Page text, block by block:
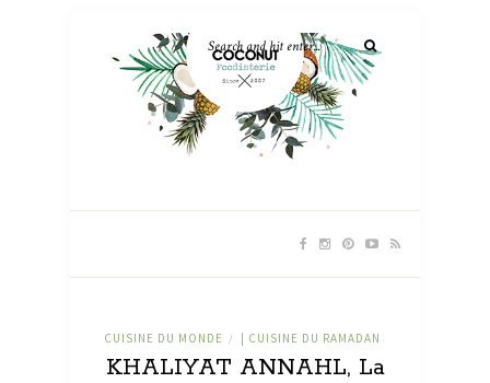
CUISINE DU MONDE / | CUISINE DU RAMADAN
KHALIYAT ANNAHL, La